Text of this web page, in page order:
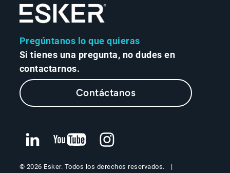
Pregúntanos lo que quieras
Si tienes una pregunta, no dudes en
contactarnos.
Contáctanos
© 2026 Esker. Todos los derechos reservados.